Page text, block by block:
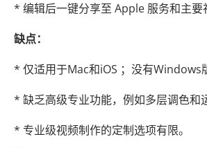
* 编辑后一键分享至 Apple 服务和主要
缺点：
* 仅适用于Mac和iOS ；没有Windows
* 缺乏高级专业功能，例如多层调色和
* 专业级视频制作的定制选项有限。